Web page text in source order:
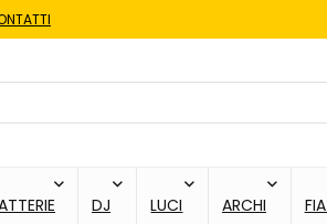
DJ LUCI ARCHI